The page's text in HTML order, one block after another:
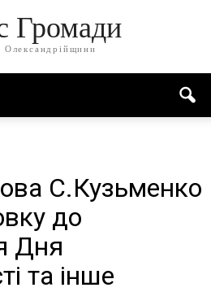
Громади
Олександрійщини
С.Кузьменко
до
Дня
та інше